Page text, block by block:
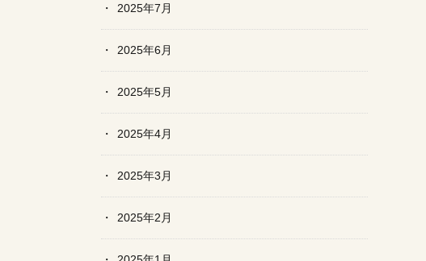
2025年7月
2025年6月
2025年5月
2025年4月
2025年3月
2025年2月